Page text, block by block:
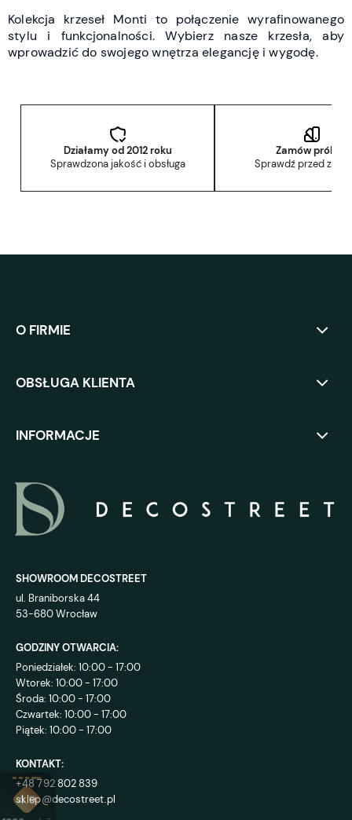
Kolekcja krzeseł Monti to połączenie wyrafinowanego
stylu i funkcjonalności. Wybierz nasze krzesła, aby
wprowadzić do swojego wnętrza elegancję i wygodę.
Działamy od 2012 roku
Sprawdzona jakość i obsługa
Zamów próbkę
Sprawdź przed
O FIRMIE
OBSŁUGA KLIENTA
INFORMACJE
SHOWROOM DECOSTREET
ul. Braniborska 44
53-680 Wrocław
GODZINY OTWARCIA:
Poniedziałek: 10:00 - 17:00
Wtorek: 10:00 - 17:00
Środa: 10:00 - 17:00
Czwartek: 10:00 - 17:00
Piątek: 10:00 - 17:00
KONTAKT:
+48 792 802 839
sklep@decostreet.pl
4.9